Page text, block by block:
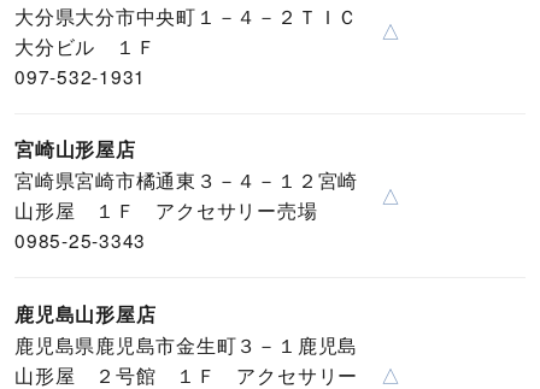
大分県大分市中央町１－４－２ＴＩＣ
大分ビル １Ｆ
097-532-1931
△
宮崎山形屋店
宮崎県宮崎市橘通東３－４－１２宮崎
山形屋 １Ｆ アクセサリー売場
0985-25-3343
△
鹿児島山形屋店
鹿児島県鹿児島市金生町３－１鹿児島
山形屋 ２号館 １Ｆ アクセサリー
△